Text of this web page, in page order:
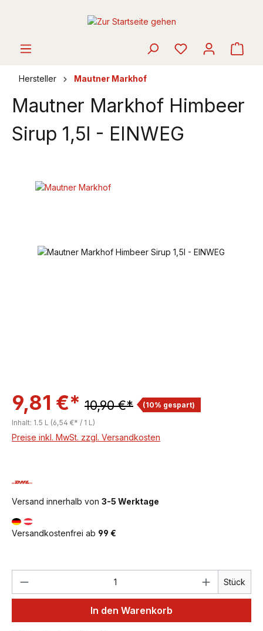
Hersteller Mautner Markhof
Mautner Markhof Himbeer
Sirup 1,5l - EINWEG
Bildergalerie überspringen
9,81 €* 10,90 €*
(10% gespart)
Inhalt: 1.5 L (6,54 €* / 1 L)
Preise inkl. MwSt. zzgl. Versandkosten
Versand innerhalb von 3-5 Werktage
Versandkostenfrei ab 99 €
Produkt Anzahl: Gib den Stück
In den Warenkorb